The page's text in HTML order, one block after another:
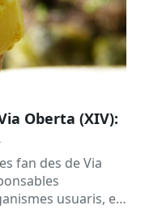
Oberta (XIV):
fan des de Via
usuaris, es